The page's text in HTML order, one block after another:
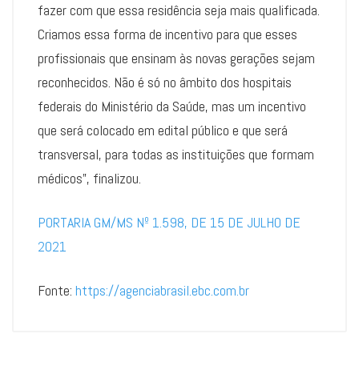
fazer com que essa residência seja mais qualificada.
Criamos essa forma de incentivo para que esses
profissionais que ensinam às novas gerações sejam
reconhecidos. Não é só no âmbito dos hospitais
federais do Ministério da Saúde, mas um incentivo
que será colocado em edital público e que será
transversal, para todas as instituições que formam
médicos”, finalizou.
PORTARIA GM/MS Nº 1.598, DE 15 DE JULHO DE
2021
Fonte: https://agenciabrasil.ebc.com.br